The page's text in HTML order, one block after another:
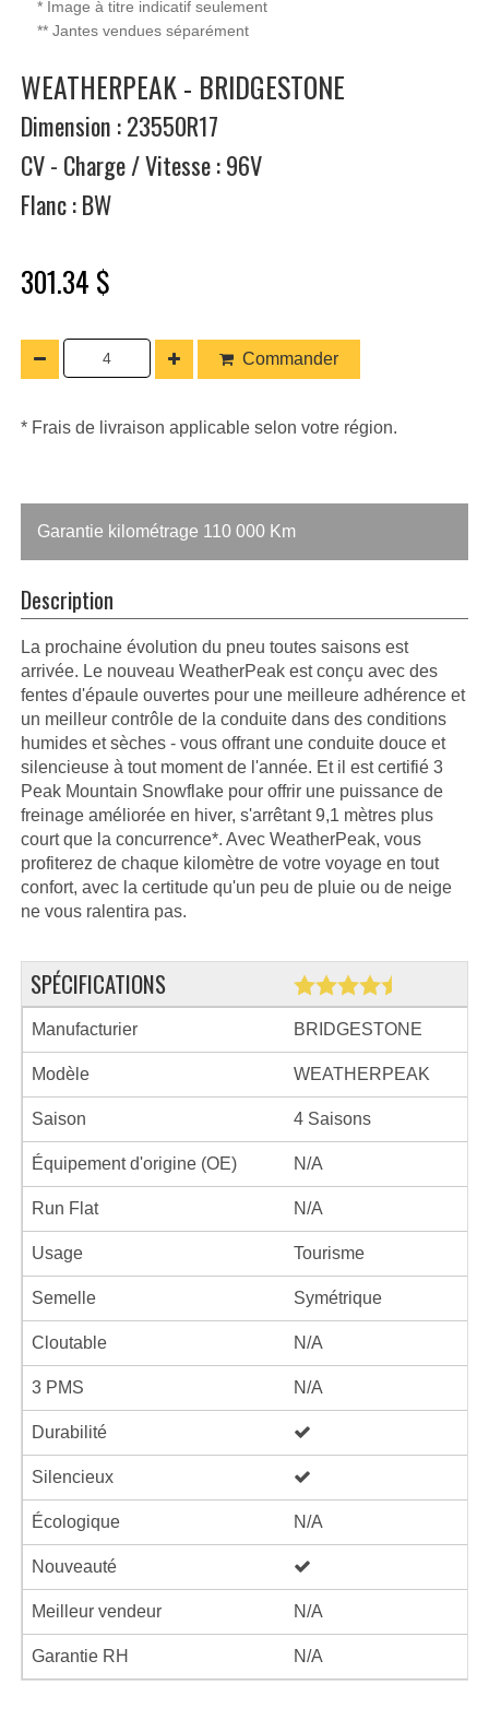
* Image à titre indicatif seulement
** Jantes vendues séparément
WEATHERPEAK - BRIDGESTONE
Dimension : 23550R17
CV - Charge / Vitesse : 96V
Flanc : BW
301.34 $
Commander
* Frais de livraison applicable selon votre région.
Garantie kilométrage 110 000 Km
Description
La prochaine évolution du pneu toutes saisons est
arrivée. Le nouveau WeatherPeak est conçu avec des
fentes d'épaule ouvertes pour une meilleure adhérence et
un meilleur contrôle de la conduite dans des conditions
humides et sèches - vous offrant une conduite douce et
silencieuse à tout moment de l'année. Et il est certifié 3
Peak Mountain Snowflake pour offrir une puissance de
freinage améliorée en hiver, s'arrêtant 9,1 mètres plus
court que la concurrence*. Avec WeatherPeak, vous
profiterez de chaque kilomètre de votre voyage en tout
confort, avec la certitude qu'un peu de pluie ou de neige
ne vous ralentira pas.
SPÉCIFICATIONS
Manufacturier BRIDGESTONE
Modèle WEATHERPEAK
Saison 4 Saisons
Équipement d'origine (OE) N/A
Run Flat N/A
Usage Tourisme
Semelle Symétrique
Cloutable N/A
3 PMS N/A
Durabilité
Silencieux
Écologique N/A
Nouveauté
Meilleur vendeur N/A
Garantie RH N/A